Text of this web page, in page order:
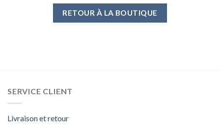
RETOUR À LA BOUTIQUE
SERVICE CLIENT
Livraison et retour